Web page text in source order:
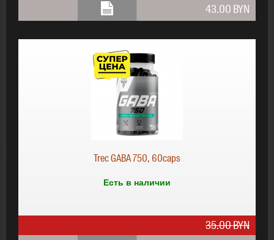
43.00 BYN
43.00 BYN
Trec GABA 750, 60caps
Есть в наличии
35.00 BYN